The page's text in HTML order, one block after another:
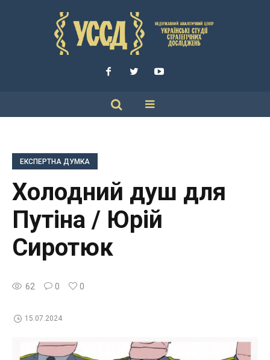
ЕКСПЕРТНА ДУМКА
Холодний душ для
Путіна / Юрій
Сиротюк
62 0 0
15.07.2024